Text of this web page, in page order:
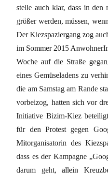
stelle auch klar, dass in den
größer werden, müssen,
Der Kiezspaziergang zog
im Sommer 2015
Woche auf die Straße
eines Gemüseladens zu
die am Samstag am Rande
vorbeizog, hatten sich vor
Initiative Bizim-Kiez
für den Protest gegen
Mitorganisatorin des
dass es der Kampagne
darum geht, allein